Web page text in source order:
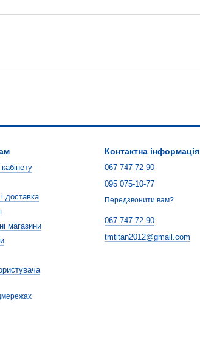
доставка
магазини
Контактна інформація
067 747-72-90
095 075-10-77
Передзвонити вам?
067 747-72-90
tmtitan2012@gmail.com